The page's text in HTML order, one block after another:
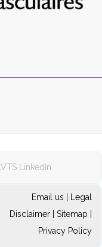
LVTS LinkedIn
Email us
Legal
Disclaimer| Sitemap
Privacy Policy